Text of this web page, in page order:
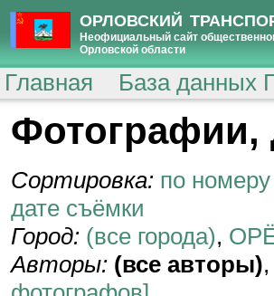
ОРЛОВСКИЙ
Неофициальный сайт
Орловской области
Главная База данных
Фотографии,
Сортировка: по номеру
дате съёмки
Город: (все города),
Авторы: (все авторы),